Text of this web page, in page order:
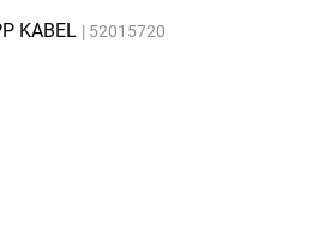
KABEL 52015720